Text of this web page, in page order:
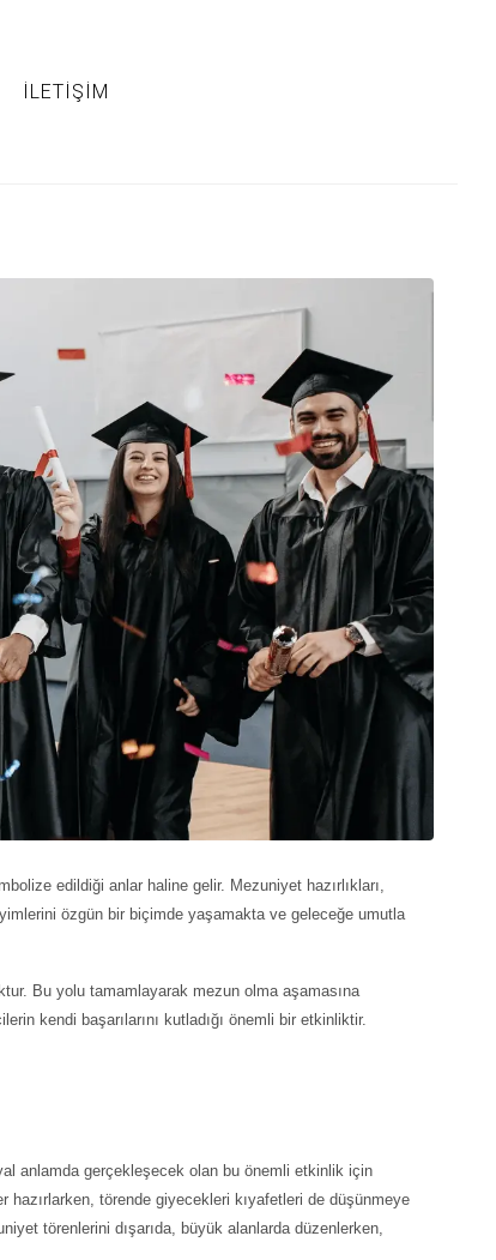
İLETIŞIM
edildiği anlar haline gelir. Mezuniyet hazırlıkları,
özgün bir biçimde yaşamakta ve geleceğe umutla
Bu yolu tamamlayarak mezun olma aşamasına
kendi başarılarını kutladığı önemli bir etkinliktir.
anlamda gerçekleşecek olan bu önemli etkinlik için
törende giyecekleri kıyafetleri de düşünmeye
törenlerini dışarıda, büyük alanlarda düzenlerken,